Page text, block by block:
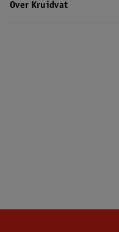
Over Kruidvat